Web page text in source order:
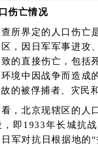
亡情况
界定的人口伤亡
，因日军军事进攻
的直接伤亡，包括
境中因战争而造成
的被俘捕者、灾民
北京现辖区的人
即1933年长城抗
军对抗日根据地的